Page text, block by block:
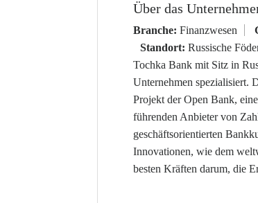
Über das
Branche: Finanzwesen
Standort: Russische
Tochka Bank mit Sitz in
Unternehmen spezialisiert.
Projekt der Open Bank,
führenden Anbieter von
geschäftsorientierten
Innovationen, wie dem
besten Kräften darum, die